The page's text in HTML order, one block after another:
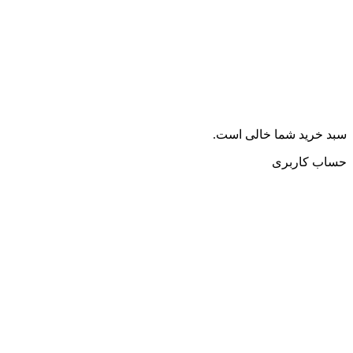
سبد خرید شما خالی است.
حساب کاربری